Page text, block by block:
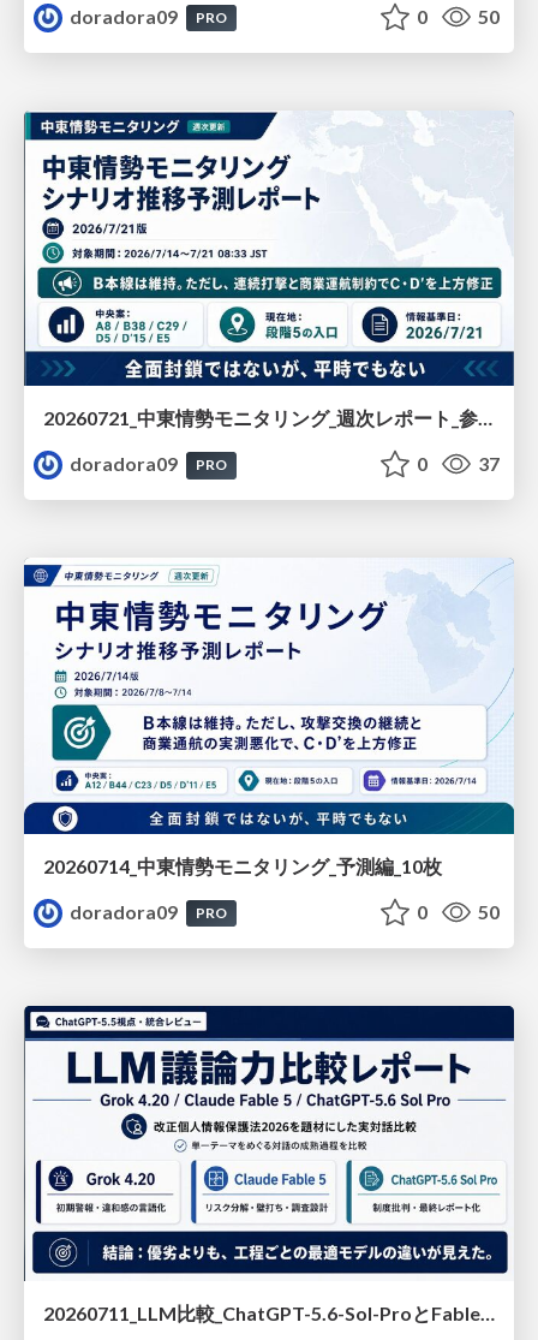
doradora09
PRO 0 50
20260721_中東情勢モニタリング_週次レポート_参加者向け確定版(伊藤・大城作成版)
doradora09
PRO 0 37
20260714_中東情勢モニタリング_予測編_10枚
doradora09
PRO 0 50
20260711_LLM比較_ChatGPT-5.6-Sol-ProとFable5_20スライド